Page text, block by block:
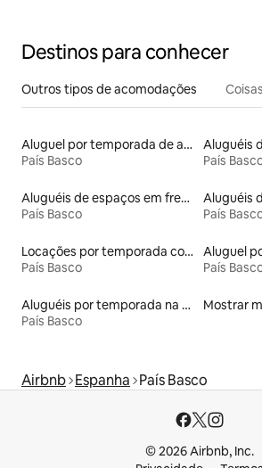
Destinos para conhecer
Outros tipos de acomodações
Aluguel por temporada de apart-hotéis
País Basco
País
Aluguéis de espaços em frente à praia
País Basco
Aluguéis
País
Locações por temporada com piscina
País Basco
País
Aluguéis por temporada na orla
País Basco
Mostrar
Airbnb Espanha País Basco
© 2026 Airbnb, Inc.